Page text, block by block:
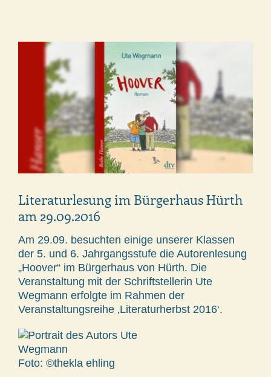
Literaturlesung im Bürgerhaus Hürth
am 29.09.2016
Am 29.09. besuchten einige unserer Klassen
der 5. und 6. Jahrgangsstufe die Autorenlesung
„Hoover“ im Bürgerhaus von Hürth. Die
Veranstaltung mit der Schriftstellerin Ute
Wegmann erfolgte im Rahmen der
Veranstaltungsreihe ‚Literaturherbst 2016‘.
Foto: ©thekla ehling